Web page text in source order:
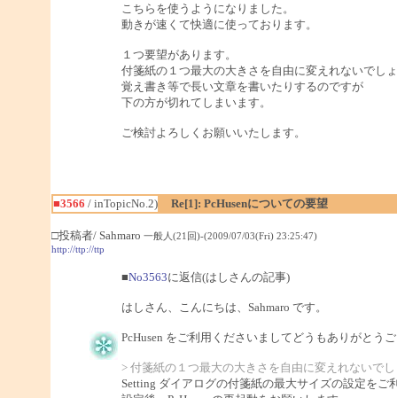
こちらを使うようになりました。
動きが速くて快適に使っております。
１つ要望があります。
付箋紙の１つ最大の大きさを自由に変えれないでし
覚え書き等で長い文章を書いたりするのですが
下の方が切れてしまいます。
ご検討よろしくお願いいたします。
■3566 / inTopicNo.2) Re[1]: PcHusenについての要望
□投稿者/ Sahmaro 一般人(21回)-(2009/07/03(Fri) 23:25:47)
http://ttp://ttp
■No3563に返信(はしさんの記事)
はしさん、こんにちは、Sahmaro です。
PcHusen をご利用くださいましてどうもありがとう
> 付箋紙の１つ最大の大きさを自由に変えれないで
Setting ダイアログの付箋紙の最大サイズの設定をご